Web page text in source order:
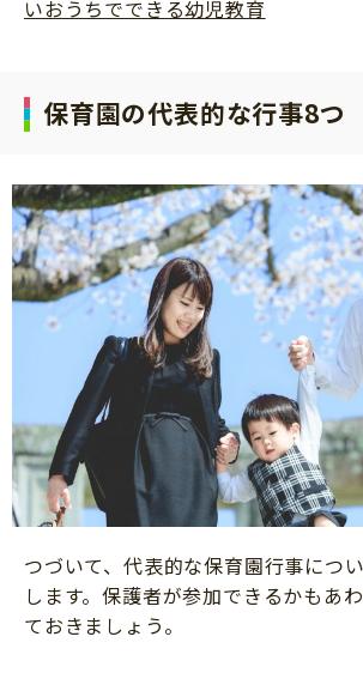
いおうちでできる幼児教育
保育園の代表的な行事8つ
つづいて、代表的な保育園行事につ
します。保護者が参加できるかもあ
ておきましょう。